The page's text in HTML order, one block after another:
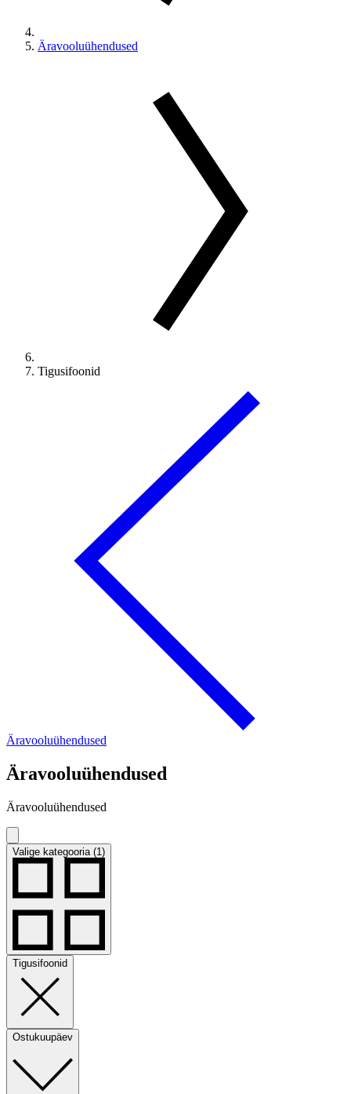
Äravooluühendused
Tigusifoonid
Äravooluühendused
Äravooluühendused
Äravooluühendused
Valige kategooria (1)
Tigusifoonid
Ostukuupäev